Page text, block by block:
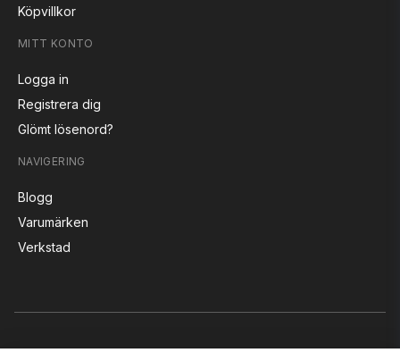
Köpvillkor
MITT KONTO
Logga in
Registrera dig
Glömt lösenord?
NAVIGERING
Blogg
Varumärken
Verkstad